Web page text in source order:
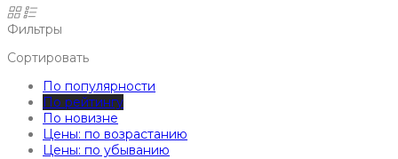
Фильтры
Сортировать
По популярности
По рейтингу
По новизне
Цены: по возрастанию
Цены: по убыванию